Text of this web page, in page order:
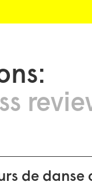
de danse